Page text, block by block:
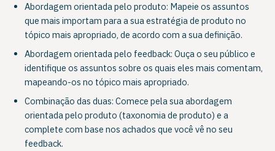
Abordagem orientada pelo produto: Mapeie os assuntos
que mais importam para a sua estratégia de produto no
tópico mais apropriado, de acordo com a sua definição.
Abordagem orientada pelo feedback: Ouça o seu público e
identifique os assuntos sobre os quais eles mais comentam,
mapeando-os no tópico mais apropriado.
Combinação das duas: Comece pela sua abordagem
orientada pelo produto (taxonomia de produto) e a
complete com base nos achados que você vê no seu
feedback.